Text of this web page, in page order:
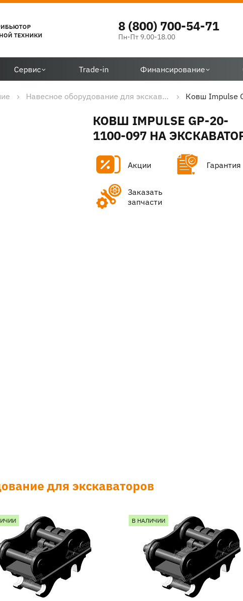
ТЕХНИКИ
8 (800) 700-54-71
Пн-Пт 9.00-18.00
Сервис Trade-in Финансирование
Навесное оборудование для экскаваторов Ковш Impulse
КОВШ IMPULSE GP-20-
1100-097 НА
Акции Гарантия
Заказать
запчасти
для экскаваторов
В НАЛИЧИИ